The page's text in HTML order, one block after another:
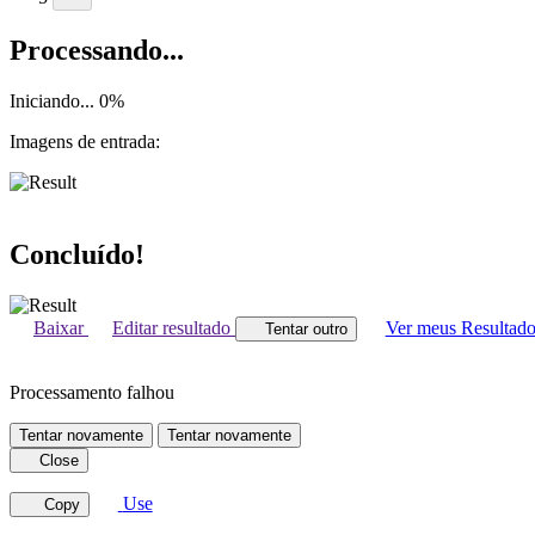
Processando...
Iniciando... 0%
Imagens de entrada:
Concluído!
Baixar Editar resultado Tentar outro Ver meus
Processamento falhou
Tentar novamente
Tentar novamente
Close
Copy Use